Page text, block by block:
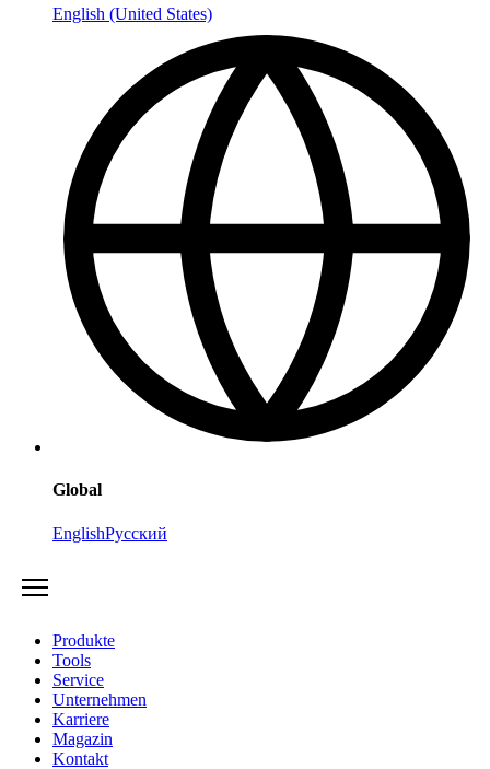
English (United States)
Global
EnglishРусский
Produkte
Tools
Service
Unternehmen
Karriere
Magazin
Kontakt